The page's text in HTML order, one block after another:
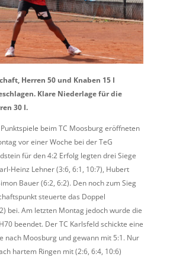
Herren 50 und Knaben 15 I
Klare Niederlage für die
30 I.
beim TC Moosburg eröffneten
vor einer Woche bei der TeG
für den 4:2 Erfolg legten drei Siege
Heinz Lehner (3:6, 6:1, 10:7), Hubert
Bauer (6:2, 6:2). Den noch zum Sieg
steuerte das Doppel
bei. Am letzten Montag jedoch wurde die
beendet. Der TC Karlsfeld schickte eine
nach Moosburg und gewann mit 5:1. Nur
hartem Ringen mit (2:6, 6:4, 10:6)